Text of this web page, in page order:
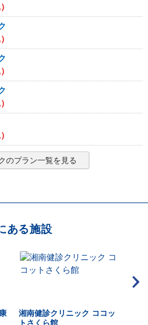
のプラン一覧を見る
ある施設
湘南健診クリニック ココッ
トさくら館